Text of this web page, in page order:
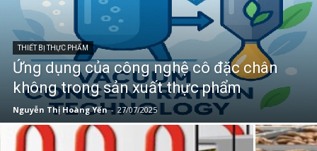
THIẾT BỊ THỰC PHẨM
Ứng dụng của công nghệ cô đặc chân
không trong sản xuất thực phẩm
Nguyễn Thị Hoàng Yến - 27/07/2025